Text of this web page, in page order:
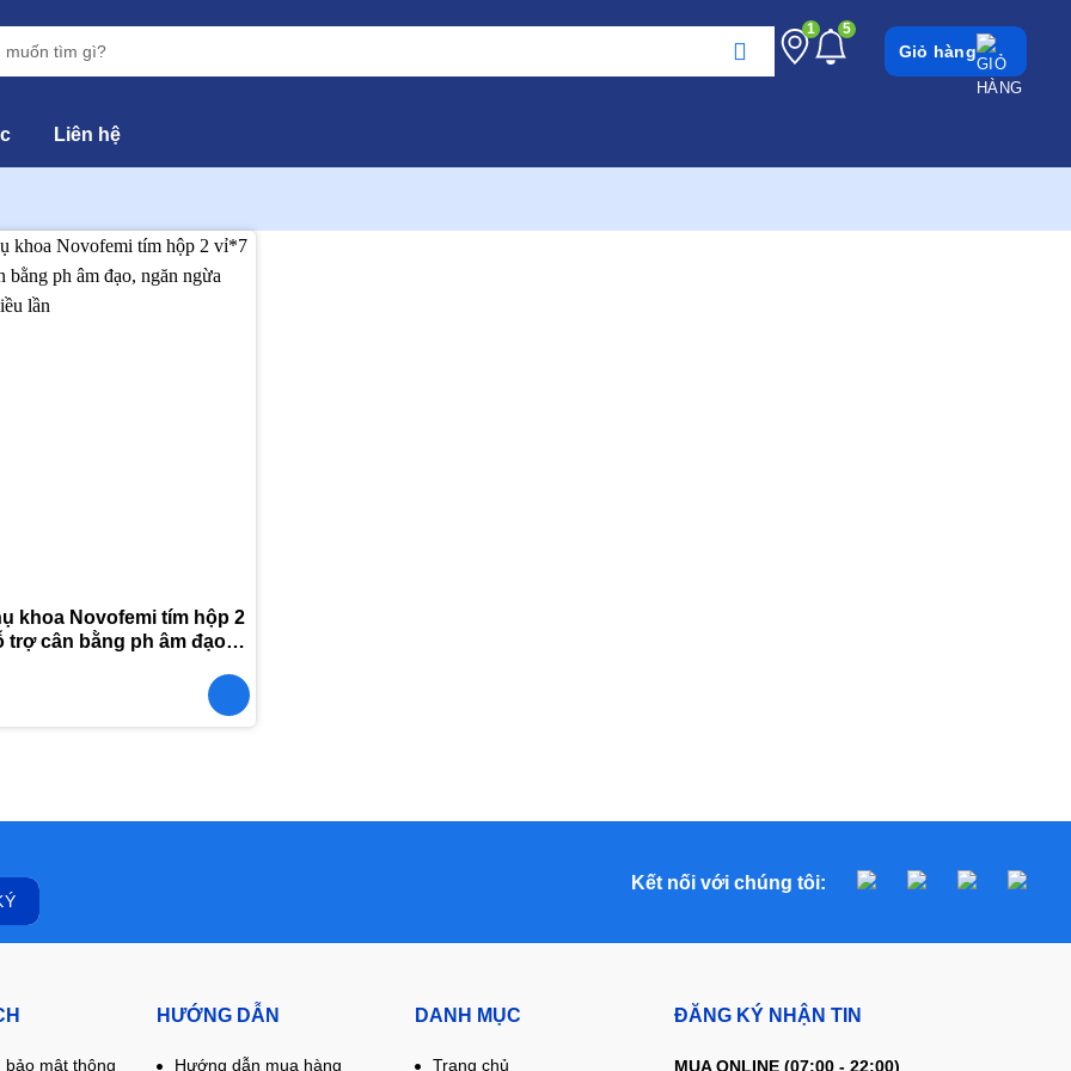
1 5
Giỏ hàng
Liên hệ
khoa Novofemi tím hộp 2
trợ cân bằng ph âm đạo,
tái lại nhiều lần
Kết nối với chúng tôi:
bảo mật thông
HƯỚNG DẪN
Hướng dẫn mua hàng
DANH MỤC
Trang chủ
ĐĂNG KÝ NHẬN TIN
MUA ONLINE (07:00 - 22:00)